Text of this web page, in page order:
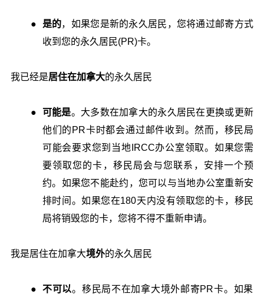
是的，如果您是新的永久居民，您将通过邮寄方式
收到您的永久居民(PR)卡。
我已经是居住在加拿大的永久居民
可能是。大多数在加拿大的永久居民在更换或更新
他们的PR卡时都会通过邮件收到。然而，移民局
可能会要求您到当地IRCC办公室领取。如果您需
要领取您的卡，移民局会与您联系，安排一个预
约。如果您不能赴约，您可以与当地办公室重新安
排时间。如果您在180天内没有领取您的卡，移民
局将销毁您的卡，您将不得不重新申请。
我是居住在加拿大境外的永久居民
不可以。移民局不在加拿大境外邮寄PR卡。如果